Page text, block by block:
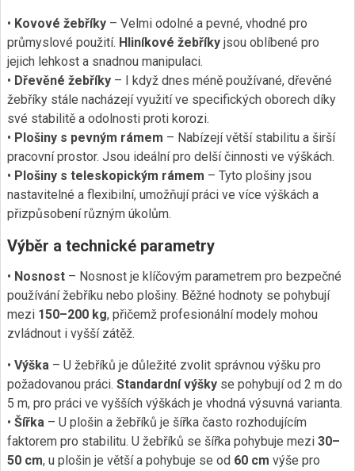
• Kovové žebříky – Velmi odolné a pevné, vhodné pro
průmyslové použití. Hliníkové žebříky jsou oblíbené pro
jejich lehkost a snadnou manipulaci.
• Dřevěné žebříky – I když dnes méně používané, dřevěné
žebříky stále nacházejí využití ve specifických oborech díky
své stabilitě a odolnosti proti korozi.
• Plošiny s pevným rámem – Nabízejí větší stabilitu a širší
pracovní prostor. Jsou ideální pro delší činnosti ve výškách.
• Plošiny s teleskopickým rámem – Tyto plošiny jsou
nastavitelné a flexibilní, umožňují práci ve více výškách a
přizpůsobení různým úkolům.
Výběr a technické parametry
• Nosnost – Nosnost je klíčovým parametrem pro bezpečné
používání žebříku nebo plošiny. Běžné hodnoty se pohybují
mezi 150–200 kg, přičemž profesionální modely mohou
zvládnout i vyšší zátěž.
• Výška – U žebříků je důležité zvolit správnou výšku pro
požadovanou práci. Standardní výšky se pohybují od 2 m do
5 m, pro práci ve vyšších výškách je vhodná výsuvná varianta.
• Šířka – U plošin a žebříků je šířka často rozhodujícím
faktorem pro stabilitu. U žebříků se šířka pohybuje mezi 30–
50 cm, u plošin je větší a pohybuje se od 60 cm výše pro